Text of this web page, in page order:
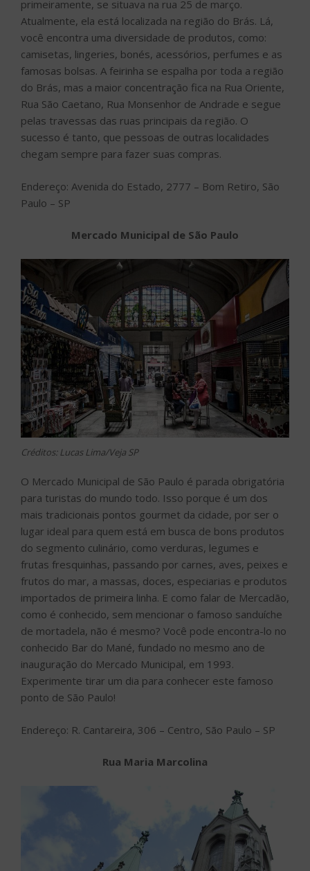
primeiramente, se situava na rua 25 de março.
Atualmente, ela está localizada na região do Brás. Lá,
você encontra uma diversidade de produtos, como:
camisetas, lingeries, bonés, acessórios, perfumes e as
famosas bolsas. A feirinha se espalha por toda a região
do Brás, mas a maior concentração fica na Rua Oriente,
Rua São Caetano, Rua Monsenhor de Andrade e segue
pelas travessas das ruas principais da região. O
sucesso é tanto, que pessoas de outras localidades
chegam sempre para fazer suas compras.
Endereço: Avenida do Estado, 2777 – Bom Retiro, São
Paulo – SP
Mercado Municipal de São Paulo
Créditos: Lucas Lima/Veja SP
O Mercado Municipal de São Paulo é parada obrigatória
para turistas do mundo todo. Isso porque é um dos
mais tradicionais pontos gourmet da cidade, por ser o
lugar ideal para quem está em busca de bons produtos
do segmento culinário, como verduras, legumes e
frutas fresquinhas, passando por carnes, aves, peixes e
frutos do mar, a massas, doces, especiarias e produtos
importados de primeira linha. E como falar de Mercadão,
como é conhecido, sem mencionar o famoso sanduíche
de mortadela, não é mesmo? Você pode encontra-lo no
conhecido Bar do Mané, fundado no mesmo ano de
inauguração do Mercado Municipal, em 1993.
Experimente tirar um dia para conhecer este famoso
ponto de São Paulo!
Endereço: R. Cantareira, 306 – Centro, São Paulo – SP
Rua Maria Marcolina